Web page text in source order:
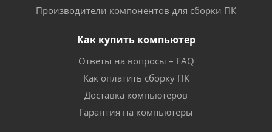
Производители компонентов для сборки ПК
Как купить компьютер
Ответы на вопросы – FAQ
Как оплатить сборку ПК
Доставка компьютеров
Гарантия на компьютеры